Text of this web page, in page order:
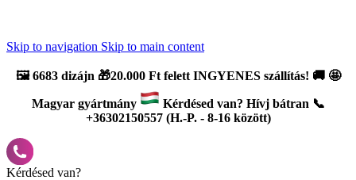
Skip to navigation Skip to main content
🖼️6683 dizájn 🎁20.000 Ft felett INGYENES szállítás! 🚚 🤩
Magyar gyártmány
Kérdésed van? Hívj bátran 📞
+36302150557 (H.-P. - 8-16 között)
Kérdésed van?